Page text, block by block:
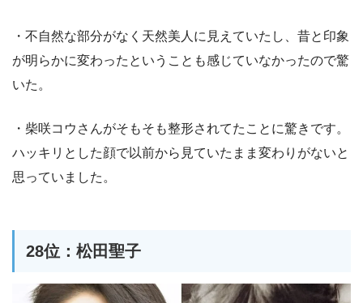
・不自然な部分がなく天然美人に見えていたし、昔と印象
が明らかに変わったということも感じていなかったので驚
いた。
・柴咲コウさんがそもそも整形されてたことに驚きです。
ハッキリとした顔で以前から見ていたまま変わりがないと
思っていました。
28位：松田聖子